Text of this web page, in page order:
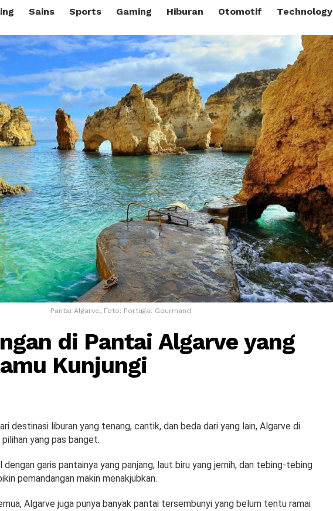
Sains Sports Gaming Hiburan Otomotif Technology
Pantai Algarve, Foto: Portugal Gourmand
di Pantai Algarve yang
Kunjungi
destinasi liburan yang tenang, cantik, dan beda dari yang lain, Algarve di
yang pas banget.
dengan garis pantainya yang panjang, laut biru yang jernih, dan tebing-tebing
pemandangan makin menakjubkan.
Algarve juga punya banyak pantai tersembunyi yang belum tentu ramai